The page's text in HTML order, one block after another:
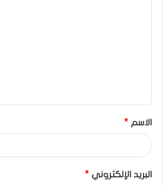
الاسم *
البريد الإلكتروني *